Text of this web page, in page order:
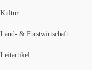
Kultur
Land- & Forstwirtschaft
Leitartikel